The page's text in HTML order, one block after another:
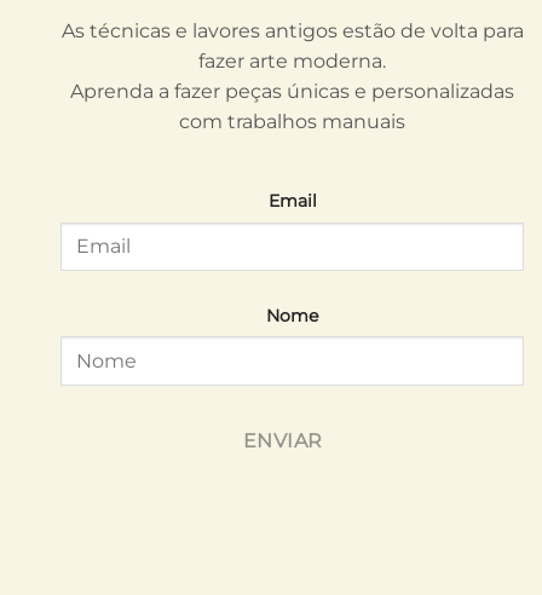
As técnicas e lavores antigos estão de volta para
fazer arte moderna.
Aprenda a fazer peças únicas e personalizadas
com trabalhos manuais
Email
Nome
ENVIAR